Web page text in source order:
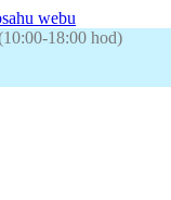
webu
18:00 hod)